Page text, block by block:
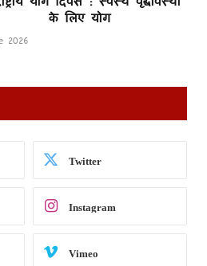
के लिए योग
2026
Twitter
Instagram
Vimeo